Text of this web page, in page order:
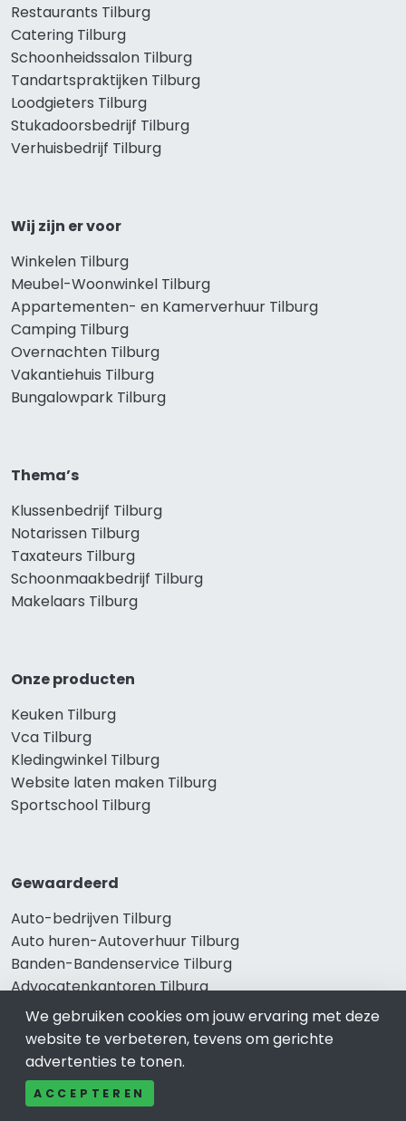
Restaurants Tilburg
Catering Tilburg
Schoonheidssalon Tilburg
Tandartspraktijken Tilburg
Loodgieters Tilburg
Stukadoorsbedrijf Tilburg
Verhuisbedrijf Tilburg
Wij zijn er voor
Winkelen Tilburg
Meubel-Woonwinkel Tilburg
Appartementen- en Kamerverhuur Tilburg
Camping Tilburg
Overnachten Tilburg
Vakantiehuis Tilburg
Bungalowpark Tilburg
Thema’s
Klussenbedrijf Tilburg
Notarissen Tilburg
Taxateurs Tilburg
Schoonmaakbedrijf Tilburg
Makelaars Tilburg
Onze producten
Keuken Tilburg
Vca Tilburg
Kledingwinkel Tilburg
Website laten maken Tilburg
Sportschool Tilburg
Gewaardeerd
Auto-bedrijven Tilburg
Auto huren-Autoverhuur Tilburg
Banden-Bandenservice Tilburg
Advocatenkantoren Tilburg
Slotenmaker Tilburg
Populair
We gebruiken cookies om jouw ervaring met deze
website te verbeteren, tevens om gerichte
advertenties te tonen.
ACCEPTEREN